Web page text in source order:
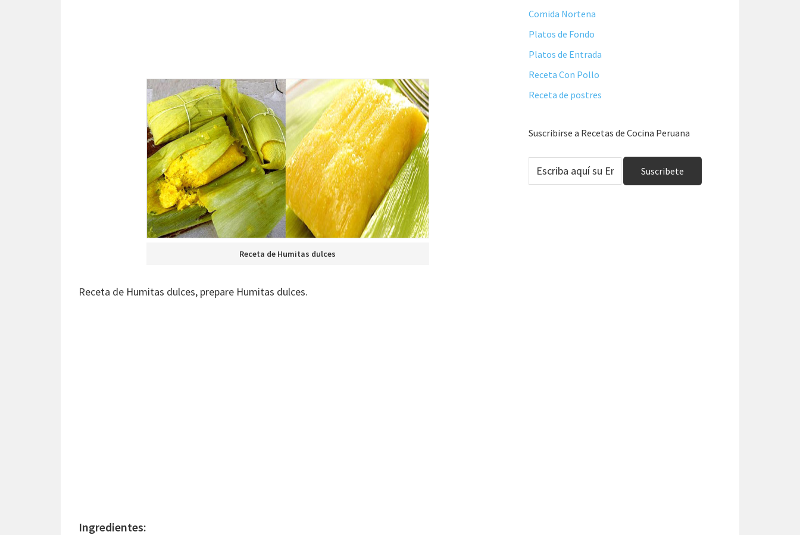
Receta de Humitas dulces
Receta de Humitas dulces, prepare Humitas dulces.
Ingredientes:
Comida Nortena
Platos de Fondo
Platos de Entrada
Receta Con Pollo
Receta de postres
Suscribirse a Recetas de Cocina Peruana